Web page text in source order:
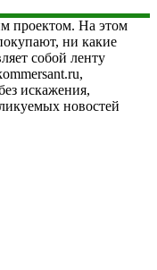
проектом. На этом
ни какие
собой ленту
искажения,
новостей